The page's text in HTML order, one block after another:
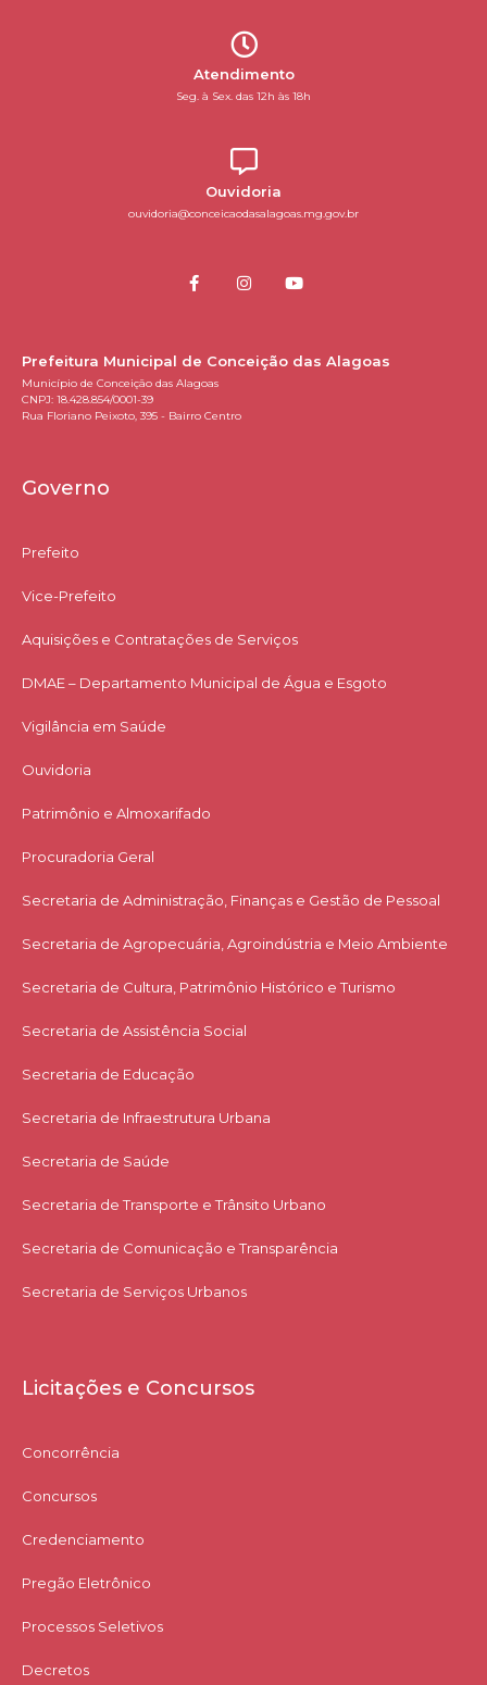
Atendimento
Seg. à Sex. das 12h às 18h
Ouvidoria
ouvidoria@conceicaodasalagoas.mg.gov.br
Prefeitura Municipal de Conceição das Alagoas
Município de Conceição das Alagoas
CNPJ: 18.428.854/0001-39
Rua Floriano Peixoto, 395 - Bairro Centro
Governo
Prefeito
Vice-Prefeito
Aquisições e Contratações de Serviços​
DMAE – Departamento Municipal de Água e Esgoto
Vigilância em Saúde
Ouvidoria
Patrimônio e Almoxarifado
Procuradoria Geral
Secretaria de Administração, Finanças e Gestão de Pessoal
Secretaria de Agropecuária, Agroindústria e Meio Ambiente
Secretaria de Cultura, Patrimônio Histórico e Turismo
Secretaria de Assistência Social
Secretaria de Educação
Secretaria de Infraestrutura Urbana
Secretaria de Saúde
Secretaria de Transporte e Trânsito Urbano
Secretaria de Comunicação e Transparência
Secretaria de Serviços Urbanos
Licitações e Concursos
Concorrência
Concursos
Credenciamento
Pregão Eletrônico
Processos Seletivos
Decretos